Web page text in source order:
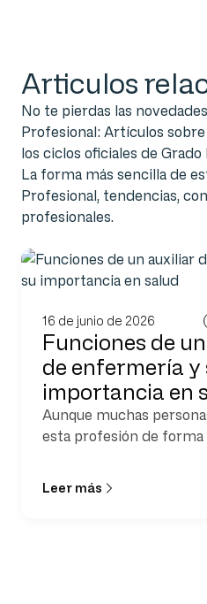
Articulos
No te pierdas las
Profesional: Artículos
los ciclos oficiales de
La forma más sencilla de
Profesional, tendencias,
profesionales.
16 de junio de 2026
Funciones de
de enfermería y
importancia en
Aunque muchas
esta profesión de forma
Leer más